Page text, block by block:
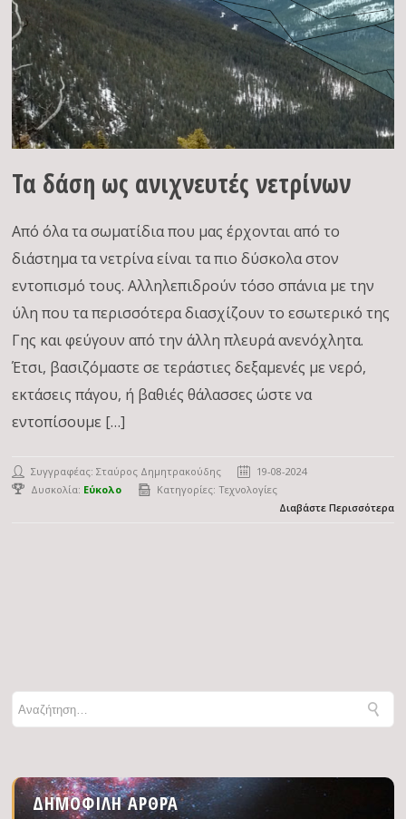
Τα δάση ως ανιχνευτές νετρίνων
Από όλα τα σωματίδια που μας έρχονται από το
διάστημα τα νετρίνα είναι τα πιο δύσκολα στον
εντοπισμό τους. Αλληλεπιδρούν τόσο σπάνια με την
ύλη που τα περισσότερα διασχίζουν το εσωτερικό της
Γης και φεύγουν από την άλλη πλευρά ανενόχλητα.
Έτσι, βασιζόμαστε σε τεράστιες δεξαμενές με νερό,
εκτάσεις πάγου, ή βαθιές θάλασσες ώστε να
εντοπίσουμε […]
Συγγραφέας:Σταύρος Δημητρακούδης
19-08-2024
Δυσκολία: Εύκολο Κατηγορίες:Τεχνολογίες
Διαβάστε Περισσότερα
ΔΗΜΟΦΙΛΉ ΆΡΘΡΑ